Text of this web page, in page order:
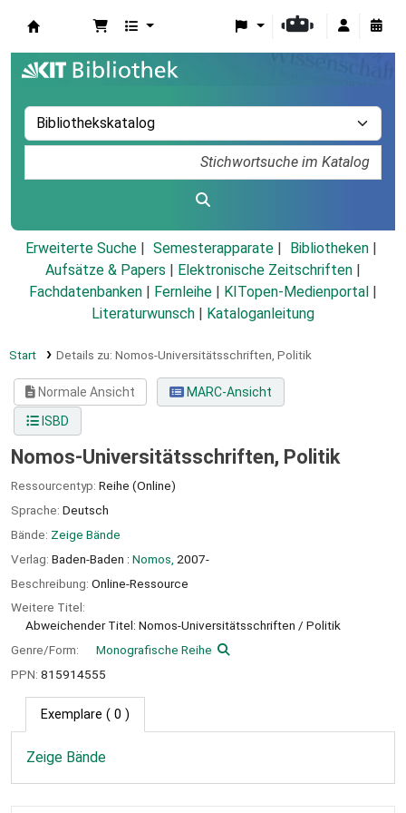
Erweiterte Suche Semesterapparate
Bibliotheken
Aufsätze & Papers
Elektronische Zeitschriften
Fachdatenbanken
Fernleihe KITopen-Medienportal
Literaturwunsch
Kataloganleitung
Start Details zu: Nomos-Universitätsschriften, Politik
Normale Ansicht
MARC-Ansicht
ISBD
Nomos-Universitätsschriften, Politik
Ressourcentyp: Reihe (Online)
Sprache: Deutsch
Bände: Zeige Bände
Verlag: Baden-Baden : Nomos, 2007-
Beschreibung: Online-Ressource
Weitere Titel:
Abweichender Titel: Nomos-Universitätsschriften / Politik
Genre/Form:
Monografische Reihe
PPN: 815914555
Exemplare ( 0 )
Zeige Bände